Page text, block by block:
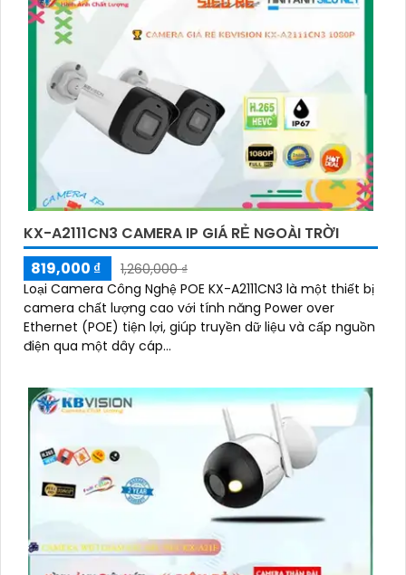
KX-A2111CN3 CAMERA IP GIÁ RẺ NGOÀI TRỜI
819,000 ₫
1,260,000 ₫
Loại Camera Công Nghệ POE KX-A2111CN3 là một thiết bị
camera chất lượng cao với tính năng Power over
Ethernet (POE) tiện lợi, giúp truyền dữ liệu và cấp nguồn
điện qua một dây cáp...